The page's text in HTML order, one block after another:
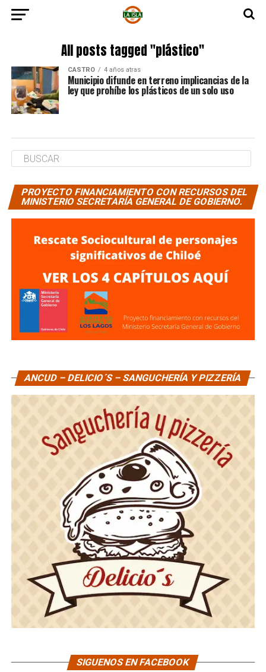
All posts tagged "plástico"
CASTRO 4 años atras
Municipio difunde en terreno implicancias de la
ley que prohíbe los plásticos de un solo uso
PROYECTO FINANCIAMIENTO CON RECURSOS DEL
MINISTERIO SECRETARÍA GENERAL DE GOBIERNO.
ANCUD – DELICIO´S – SANGUCHERÍA Y PIZZERÍA
SIGUENOS EN FACEBOOK